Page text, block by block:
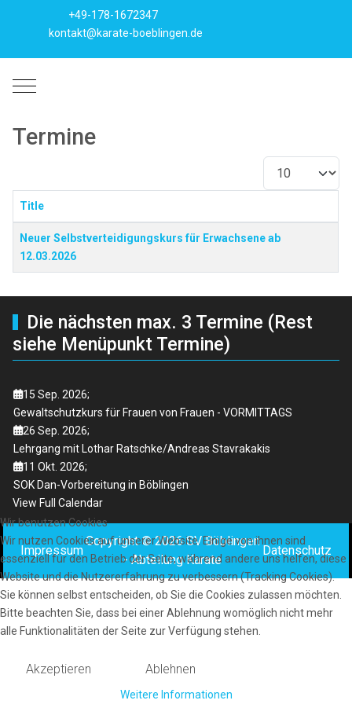
+49-178-1672347
kontakt@karate-boeblingen.de
Mobile Menu Toggle
Termine
Beiträge
Title
Neuer Selbstverteidigungskurs für Erwachsene ab
12.03.2026
Die nächsten max. 3 Termine (Rest
siehe Menüpunkt Termine)
15 Sep. 2026;
Gewaltschutzkurs für Frauen von Frauen - VORMITTAGS
26 Sep. 2026;
Lehrgang mit Lothar Ratschke/Andreas Stavrakakis
11 Okt. 2026;
SOK Dan-Vorbereitung in Böblingen
View Full Calendar
Impressum
Copyright © 2026 SV Böblingen
- Abteilung Karate
Datenschutz
Wir benutzen Cookies
Wir nutzen Cookies auf unserer Website. Einige von ihnen sind
essenziell für den Betrieb der Seite, während andere uns helfen, diese
Website und die Nutzererfahrung zu verbessern (Tracking Cookies).
Sie können selbst entscheiden, ob Sie die Cookies zulassen möchten.
Bitte beachten Sie, dass bei einer Ablehnung womöglich nicht mehr
alle Funktionalitäten der Seite zur Verfügung stehen.
Akzeptieren Ablehnen
Weitere Informationen